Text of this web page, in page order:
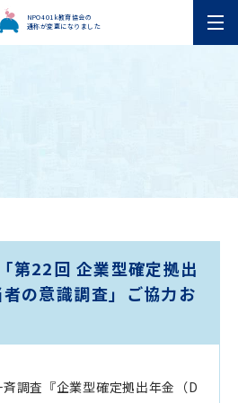
NPO401k教育協会の
通称が変更になりました
第22回 企業型確定拠出
の意識調査」ご協力お
調査『企業型確定拠出年金（D